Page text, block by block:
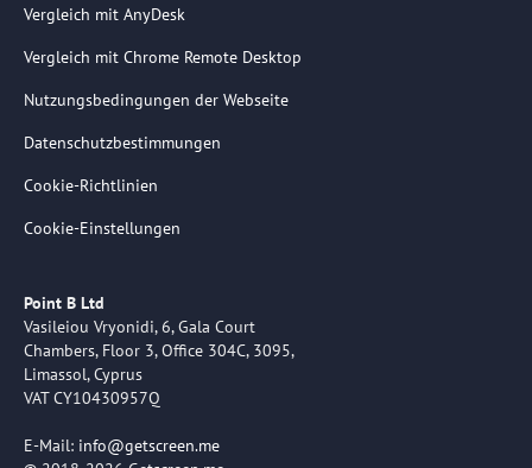
Vergleich mit AnyDesk
Vergleich mit Chrome Remote Desktop
Nutzungsbedingungen der Webseite
Datenschutzbestimmungen
Cookie-Richtlinien
Cookie-Einstellungen
Point B Ltd
Vasileiou Vryonidi, 6, Gala Court
Chambers, Floor 3, Office 304C, 3095,
Limassol, Cyprus
VAT CY10430957Q
E-Mail: info@getscreen.me